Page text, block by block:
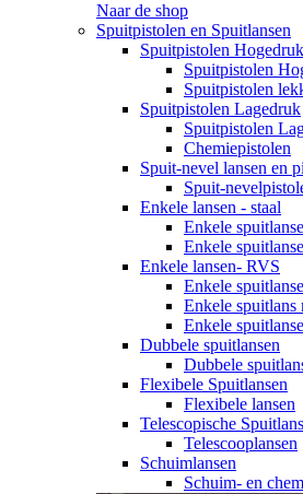
Naar de shop
Spuitpistolen en Spuitlansen
Spuitpistolen Hogedruk
Spuitpistolen
Spuitpistolen
Spuitpistolen Lagedruk
Spuitpistolen
Chemiepistolen
Spuit-nevel lansen en
Spuit-
Enkele lansen - staal
Enkele
Enkele
Enkele lansen- RVS
Enkele
Enkele spuitlans
Enkele
Dubbele spuitlansen
Dubbele
Flexibele Spuitlansen
Flexibele lansen
Telescopische
Telescooplansen
Schuimlansen
Schuim- en